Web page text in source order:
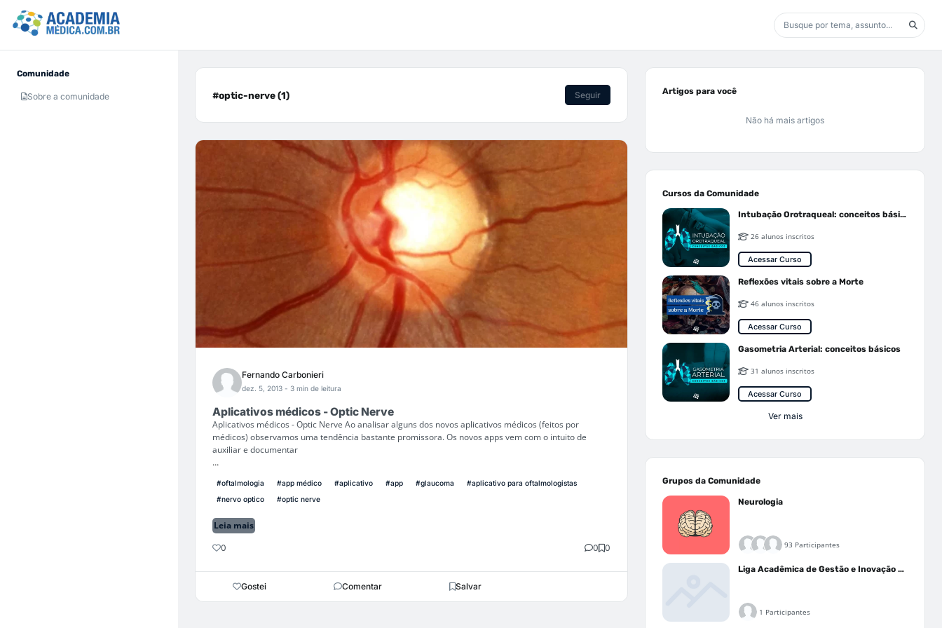
Comunidade
Sobre a comunidade #optic-nerve (1) Seguir
Fernando Carbonieri
dez. 5, 2013 - 3 min de leitura
Aplicativos médicos - Optic Nerve
Aplicativos médicos - Optic Nerve Ao analisar alguns dos novos aplicativos médicos (feitos por
médicos) observamos uma tendência bastante promissora. Os novos apps vem com o intuito de
auxiliar e documentar
...
#oftalmologia #app médico #aplicativo #app #glaucoma
#aplicativo para oftalmologistas
#nervo optico
#optic nerve
Leia mais
0 0 0
Gostei Comentar Salvar
Artigos para você
Não há mais artigos
Cursos da Comunidade
Intubação Orotraqueal: conceitos básicos
26 alunos inscritos
Acessar Curso
Reflexões vitais sobre a Morte
46 alunos inscritos
Acessar Curso
Gasometria Arterial: conceitos básicos
31 alunos inscritos
Acessar Curso
Ver mais
Grupos da Comunidade
Neurologia
93 Participantes
Liga Acadêmica de Gestão e Inovação Médica - LAGIM
1 Participantes